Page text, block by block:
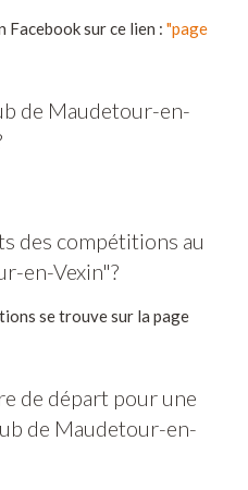
Facebook sur ce lien : "page
de Maudetour-en-
des compétitions au
en-Vexin"?
se trouve sur la page
de départ pour une
de Maudetour-en-